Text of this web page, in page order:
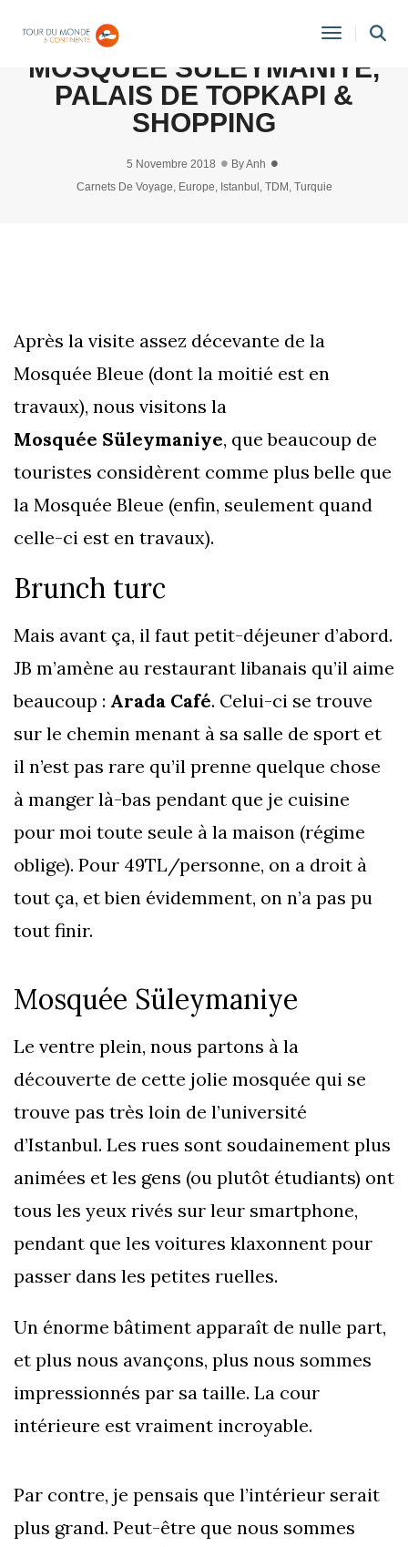
Toggle
ISTANBUL (TURQUIE) #7 :
MOSQUÉE SÜLEYMANIYE,
PALAIS DE TOPKAPI &
SHOPPING
5 Novembre 2018 ByAnh
Carnets De Voyage, Europe, Istanbul , TDM , Turquie
Après la visite assez décevante de la
Mosquée Bleue (dont la moitié est en
travaux), nous visitons la
Mosquée Süleymaniye, que beaucoup de
touristes considèrent comme plus belle que
la Mosquée Bleue (enfin, seulement quand
celle-ci est en travaux).
Brunch turc
Mais avant ça, il faut petit-déjeuner d’abord.
JB m’amène au restaurant libanais qu’il aime
beaucoup : Arada Café. Celui-ci se trouve
sur le chemin menant à sa salle de sport et
il n’est pas rare qu’il prenne quelque chose
à manger là-bas pendant que je cuisine
pour moi toute seule à la maison (régime
oblige). Pour 49TL/personne, on a droit à
tout ça, et bien évidemment, on n’a pas pu
tout finir.
Mosquée Süleymaniye
Le ventre plein, nous partons à la
découverte de cette jolie mosquée qui se
trouve pas très loin de l’université
d’Istanbul. Les rues sont soudainement plus
animées et les gens (ou plutôt étudiants) ont
tous les yeux rivés sur leur smartphone,
pendant que les voitures klaxonnent pour
passer dans les petites ruelles.
Un énorme bâtiment apparaît de nulle part,
et plus nous avançons, plus nous sommes
impressionnés par sa taille. La cour
intérieure est vraiment incroyable.
Par contre, je pensais que l’intérieur serait
plus grand. Peut-être que nous sommes